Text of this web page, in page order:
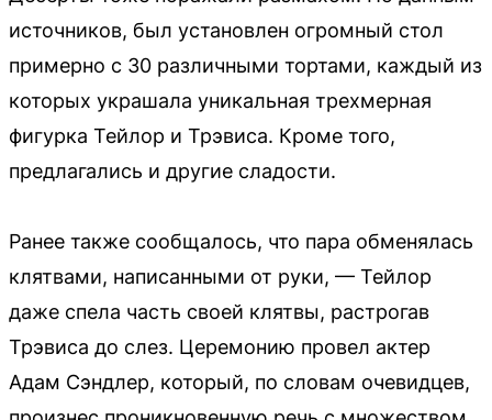
источников, был установлен огромный стол
примерно с 30 различными тортами, каждый из
которых украшала уникальная трехмерная
фигурка Тейлор и Трэвиса. Кроме того,
предлагались и другие сладости.
Ранее также сообщалось, что пара обменялась
клятвами, написанными от руки, — Тейлор
даже спела часть своей клятвы, растрогав
Трэвиса до слез. Церемонию провел актер
Адам Сэндлер, который, по словам очевидцев,